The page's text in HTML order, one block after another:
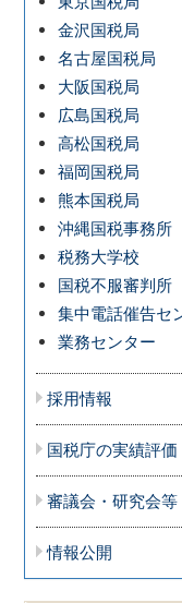
金沢国税局
名古屋国税局
大阪国税局
広島国税局
高松国税局
福岡国税局
熊本国税局
沖縄国税事務所
税務大学校
国税不服審判所
集中電話催告セ
業務センター
採用情報
国税庁の実績評価
審議会・研究会等
情報公開